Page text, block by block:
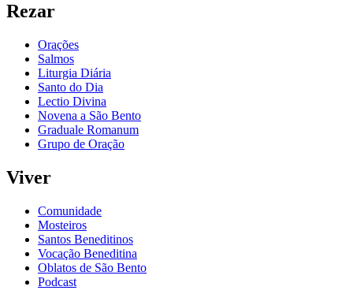
Rezar
Orações
Salmos
Liturgia Diária
Santo do Dia
Lectio Divina
Novena a São Bento
Graduale Romanum
Grupo de Oração
Viver
Comunidade
Mosteiros
Santos Beneditinos
Vocação Beneditina
Oblatos de São Bento
Podcast